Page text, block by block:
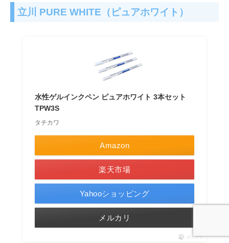
立川 PURE WHITE（ピュアホワイト）
水性ゲルインクペン ピュアホワイト 3本セット
TPW3S
タチカワ
Amazon
楽天市場
Yahooショッピング
メルカリ
ポチップ